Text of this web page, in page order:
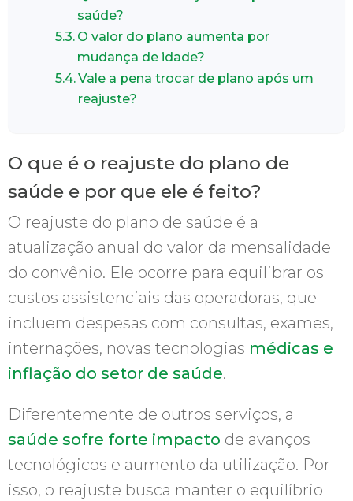
saúde?
O valor do plano aumenta por
mudança de idade?
Vale a pena trocar de plano após um
reajuste?
O que é o reajuste do plano de
saúde e por que ele é feito?
O reajuste do plano de saúde é a
atualização anual do valor da mensalidade
do convênio. Ele ocorre para equilibrar os
custos assistenciais das operadoras, que
incluem despesas com consultas, exames,
internações, novas tecnologias médicas e
inflação do setor de saúde.
Diferentemente de outros serviços, a
saúde sofre forte impacto de avanços
tecnológicos e aumento da utilização. Por
isso, o reajuste busca manter o equilíbrio